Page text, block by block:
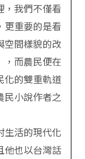
，我們不僅看
更重要的是看
空間樣貌的改
而農民便在
化的雙重軌道
民小說作者之
生活的現代化
他也以台灣話